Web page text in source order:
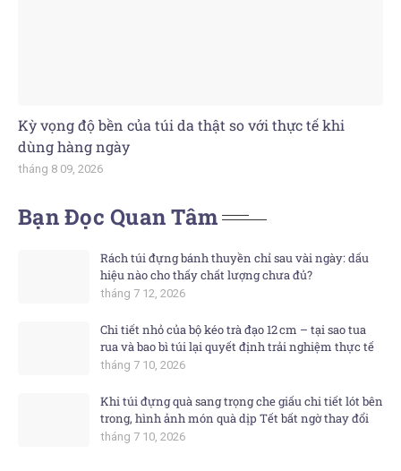
Kỳ vọng độ bền của túi da thật so với thực tế khi
dùng hàng ngày
tháng 8 09, 2026
Bạn Đọc Quan Tâm
Rách túi đựng bánh thuyền chỉ sau vài ngày: dấu
hiệu nào cho thấy chất lượng chưa đủ?
tháng 7 12, 2026
Chi tiết nhỏ của bộ kéo trà đạo 12 cm – tại sao tua
rua và bao bì túi lại quyết định trải nghiệm thực tế
tháng 7 10, 2026
Khi túi đựng quà sang trọng che giấu chi tiết lót bên
trong, hình ảnh món quà dịp Tết bất ngờ thay đổi
tháng 7 10, 2026